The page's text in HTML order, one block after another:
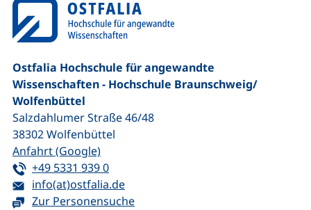
Ostfalia Hochschule für angewandte
Wissenschaften - Hochschule Braunschweig/​
Wolfenbüttel
Salzdahlumer Straße 46/48
38302Wolfenbüttel
Anfahrt (Google)(externer Link, öffnet neues Fenster)
Tel:
+49 5331 939 0(startet einen Telefonanruf, wenn Ihr
E-Mail:
info(at)ostfalia.de(öffnet Ihr E-Mail-Programm)
Zur Personensuche